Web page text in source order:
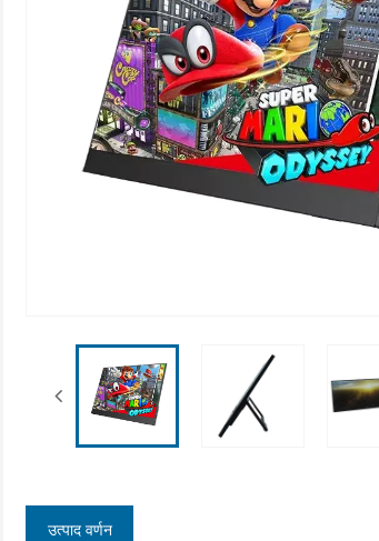
उत्पाद वर्णन